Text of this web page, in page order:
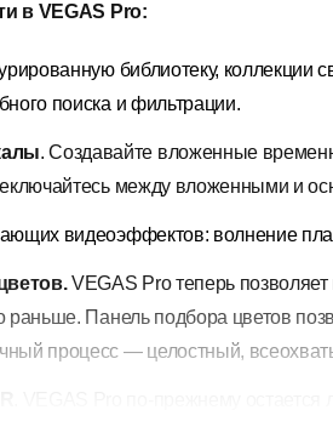
в VEGAS Pro:
библиотеку, коллекции
поиска и фильтрации.
. Создавайте вложенные
между вложенными и
видеоэффектов: волнение
VEGAS Pro теперь
Панель подбора цветов
процесс — целостный,
. VEGAS Pro по-прежнему